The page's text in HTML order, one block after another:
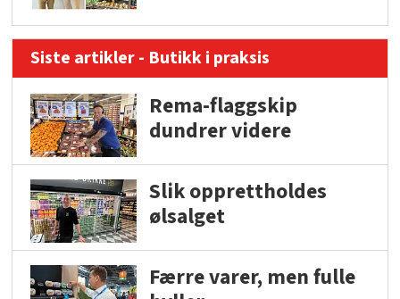
Siste artikler - Butikk i praksis
Rema-flaggskip
dundrer videre
Slik opprettholdes
ølsalget
Færre varer, men fulle